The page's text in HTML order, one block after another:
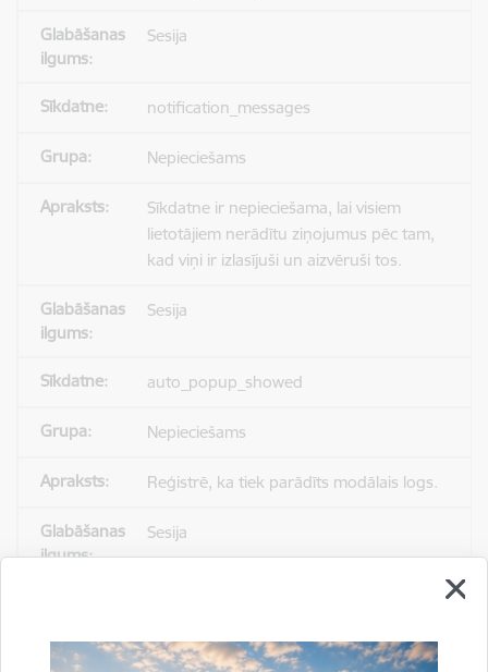
Sesija
notification_messages
Nepieciešams
Sīkdatne ir nepieciešama, lai visiem
lietotājiem nerādītu ziņojumus pēc tam,
kad viņi ir izlasījuši un aizvēruši tos.
Sesija
auto_popup_showed
Nepieciešams
Reģistrē, ka tiek parādīts modālais logs.
Sesija
Statistikas sīkdatnes (nepieciešamas, lai